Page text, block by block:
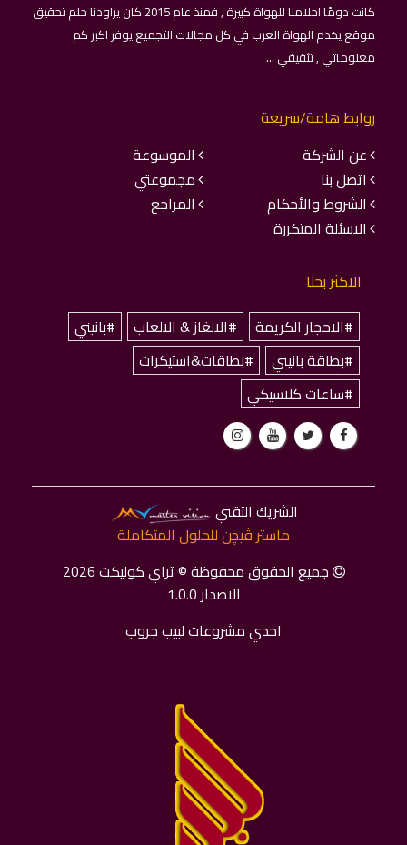
كانت دومًا احلامنا للهواة كبيرة , فمنذ عام 2015 كان يراودنا حلم تحقيق
موقع يخدم الهواة العرب في كل مجالات التجميع يوفر اكبر كم
معلوماتي , تثقيفي ...
روابط هامة/سريعة
عن الشركة
الموسوعة
اتصل بنا
مجموعتي
الشروط والأحكام
المراجع
الاسئلة المتكررة
الاكثر بحثا
#الاحجار الكريمة
#الالغاز & الالعاب
#بانيني
#بطاقة بانيني
#بطاقات&استيكرات
#ساعات كلاسيكي
الشريك التقني
ماستر ﭬﻴﭽﻦ للحلول المتكاملة
جميع الحقوق محفوظة © تراي كوليكت 2026
الاصدار 1.0.0
احدي مشروعات لبيب جروب